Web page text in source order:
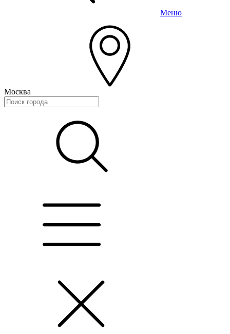
Меню
Москва